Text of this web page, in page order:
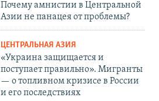
Почему амнистии в Центральной
Азии не панацея от проблемы?
ЦЕНТРАЛЬНАЯ АЗИЯ
«Украина защищается и
поступает правильно». Мигранты
— о топливном кризисе в России
и его последствиях